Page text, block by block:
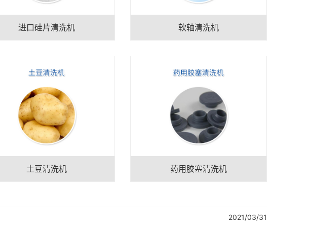
进口硅片清洗机 软轴清洗机
土豆清洗机 药用胶塞清洗机
2021/03/31